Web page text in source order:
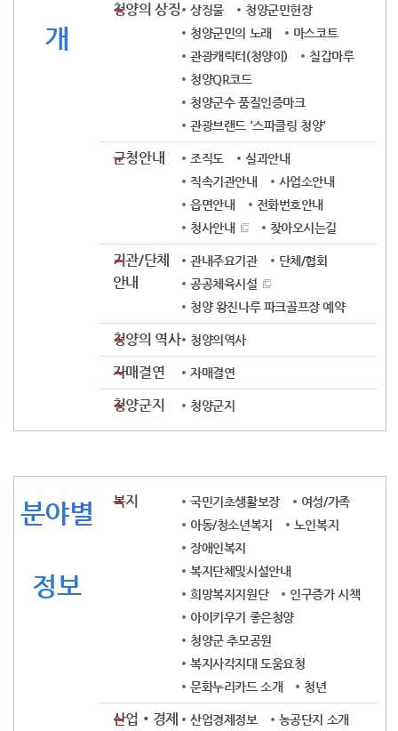
개
청양의 상징 상징물
청양군민헌장
청양군민의 노래
마스코트
관광캐릭터(청양이)
칠갑마루
청양QR코드
청양군수 품질인증마크
관광브랜드 '스파클링 청양'
군청안내 조직도
실과안내
직속기관안내
사업소안내
읍면안내
전화번호안내
청사안내
찾아오시는길
기관/단체
안내
관내주요기관
단체/협회
공공체육시설
청양 왕진나루 파크골프장 예약
청양의 역사 청양의역사
자매결연 자매결연
청양군지 청양군지
분야별
정보
복지 국민기초생활보장
여성/가족
아동/청소년복지
노인복지
장애인복지
복지단체및시설안내
희망복지지원단
인구증가 시책
아이키우기 좋은청양
청양군 추모공원
복지사각지대 도움요청
문화누리카드 소개
청년
산업‧경제 산업경제정보 농공단지 소개